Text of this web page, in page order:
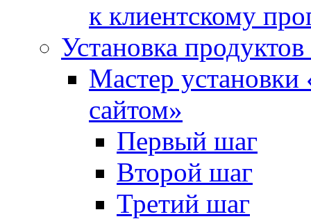
к клиентскому
Установка
Мастер
сайтом»
Первый шаг
Второй шаг
Третий шаг